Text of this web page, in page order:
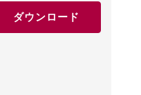
ダウンロード